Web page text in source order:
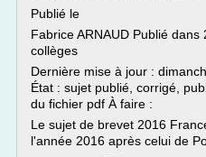
Publié le
Fabrice ARNAUD Publié
collèges
Dernière mise à jour :
État : sujet publié, corrigé,
du fichier pdf À faire :
Le sujet de brevet 2016
l'année 2016 après celui de